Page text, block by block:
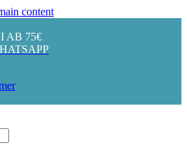
content
AB 75€